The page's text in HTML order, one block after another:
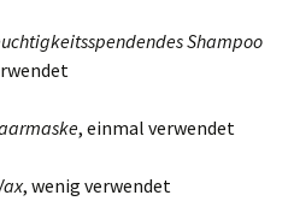
Shampoo
, einmal verwendet
, wenig verwendet